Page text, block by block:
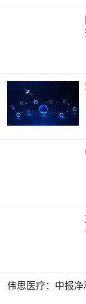
伟思医疗：中报